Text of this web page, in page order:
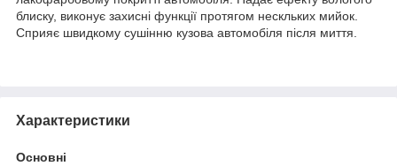
блиску, виконує захисні функції протягом нескльких мийок.
Сприяє швидкому сушінню кузова автомобіля після миття.
Характеристики
Основні